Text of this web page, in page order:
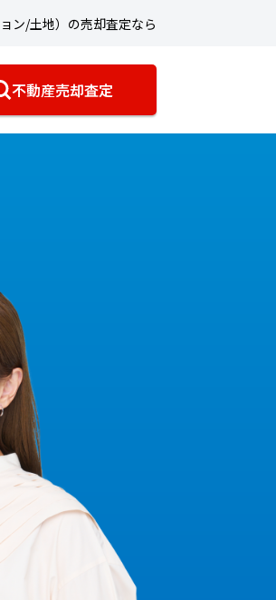
ン/土地）の売却査定なら
不動産売却査定